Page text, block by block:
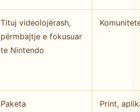
Tituj videolojërash,
përmbajtje e fokusuar
te Nintendo
Paketa
Print,